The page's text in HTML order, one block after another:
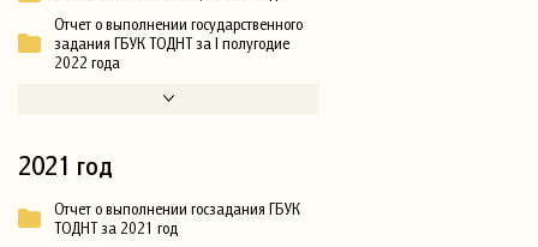
Отчет о выполнении государственного
задания ГБУК ТОДНТ за I полугодие
2022 года
2021 год
Отчет о выполнении госзадания ГБУК
ТОДНТ за 2021 год